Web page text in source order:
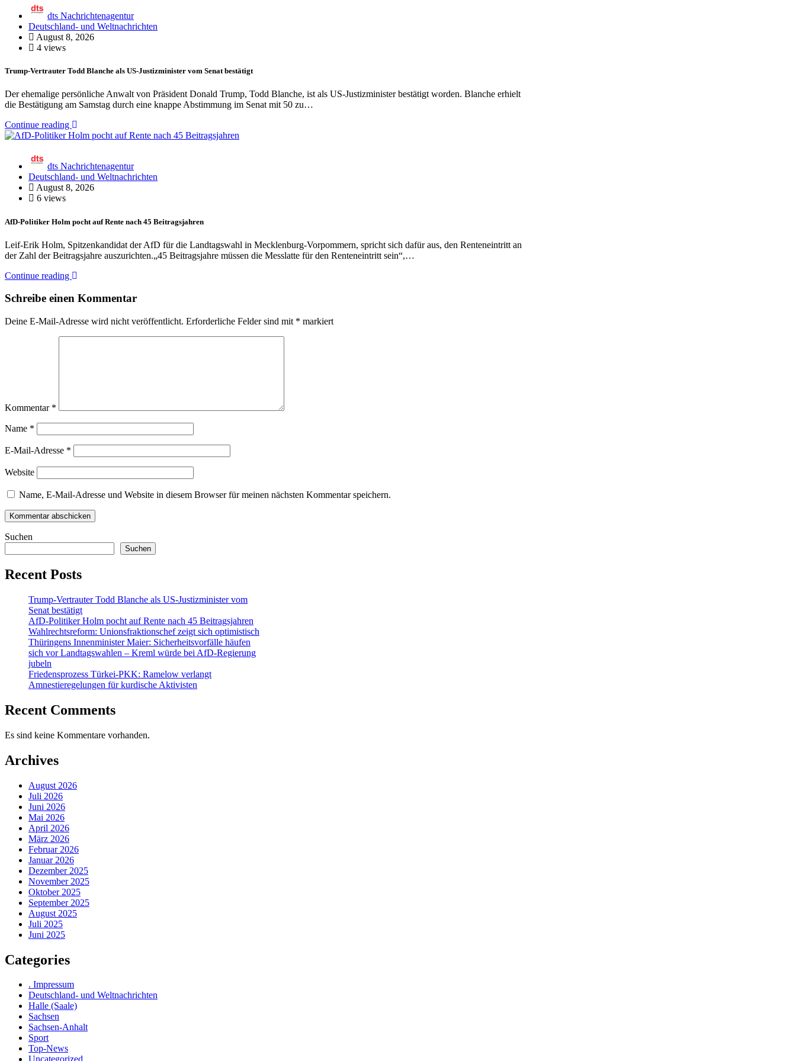
dts Nachrichtenagentur
Deutschland- und Weltnachrichten
August 8, 2026
4 views
Trump-Vertrauter Todd Blanche als US-Justizminister vom Senat bestätigt
Der ehemalige persönliche Anwalt von Präsident Donald Trump, Todd Blanche, ist als US-Justizminister bestätigt worden. Blanche erhielt
die Bestätigung am Samstag durch eine knappe Abstimmung im Senat mit 50 zu…
Continue reading
dts Nachrichtenagentur
Deutschland- und Weltnachrichten
August 8, 2026
6 views
AfD-Politiker Holm pocht auf Rente nach 45 Beitragsjahren
Leif-Erik Holm, Spitzenkandidat der AfD für die Landtagswahl in Mecklenburg-Vorpommern, spricht sich dafür aus, den Renteneintritt an
der Zahl der Beitragsjahre auszurichten.„45 Beitragsjahre müssen die Messlatte für den Renteneintritt sein“,…
Continue reading
Schreibe einen Kommentar
Deine E-Mail-Adresse wird nicht veröffentlicht. Erforderliche Felder sind mit * markiert
Kommentar *
Name *
E-Mail-Adresse *
Website
Name, E-Mail-Adresse und Website in diesem Browser für meinen nächsten Kommentar speichern.
Suchen
Suchen
Recent Posts
Trump-Vertrauter Todd Blanche als US-Justizminister vom
Senat bestätigt
AfD-Politiker Holm pocht auf Rente nach 45 Beitragsjahren
Wahlrechtsreform: Unionsfraktionschef zeigt sich optimistisch
Thüringens Innenminister Maier: Sicherheitsvorfälle häufen
sich vor Landtagswahlen – Kreml würde bei AfD-Regierung
jubeln
Friedensprozess Türkei-PKK: Ramelow verlangt
Amnestieregelungen für kurdische Aktivisten
Recent Comments
Es sind keine Kommentare vorhanden.
Archives
August 2026
Juli 2026
Juni 2026
Mai 2026
April 2026
März 2026
Februar 2026
Januar 2026
Dezember 2025
November 2025
Oktober 2025
September 2025
August 2025
Juli 2025
Juni 2025
Categories
. Impressum
Deutschland- und Weltnachrichten
Halle (Saale)
Sachsen
Sachsen-Anhalt
Sport
Top-News